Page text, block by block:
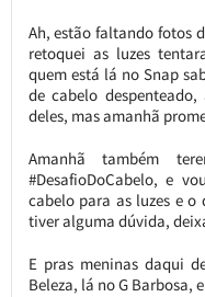
Ah, estão faltando fotos
retoquei as luzes
quem está lá no Snap
de cabelo
deles, mas amanhã
Amanhã também
#DesafioDoCabelo, e
cabelo para as luzes e o
tiver alguma dúvida,
E pras meninas daqui
Beleza, lá no G Barbosa,